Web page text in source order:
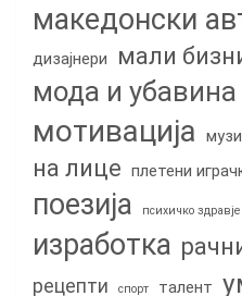
македонски
дизајнери
мали
мода и убавина
мотивација
на лице плетени
поезија психичко здравје
изработка
рецепти спорт талент